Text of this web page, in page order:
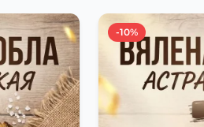
-10%